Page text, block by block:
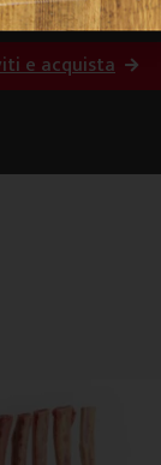
e acquista